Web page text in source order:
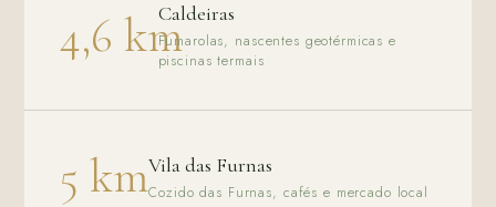
4,6 kmCaldeiras
Fumarolas, nascentes geotérmicas e
piscinas termais
5 kmVila das Furnas
Cozido das Furnas, cafés e mercado local